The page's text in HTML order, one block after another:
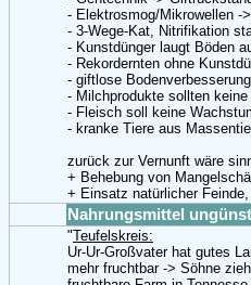
- Elektrosmog/Mikrowellen -
- 3-Wege-Kat, Nitrifikation
- Kunstdünger laugt Böden
- Rekordernten ohne
- giftlose
- Milchprodukte sollten
- Fleisch soll keine
- kranke Tiere aus
zurück zur Vernunft wäre
+ Behebung von
+ Einsatz natürlicher
Nahrungsmittel
"Teufelskreis:
Ur-Ur-Großvater hat gutes
mehr fruchtbar -> Söhne